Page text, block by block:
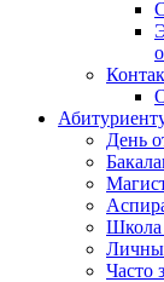
День
Школа
Часто